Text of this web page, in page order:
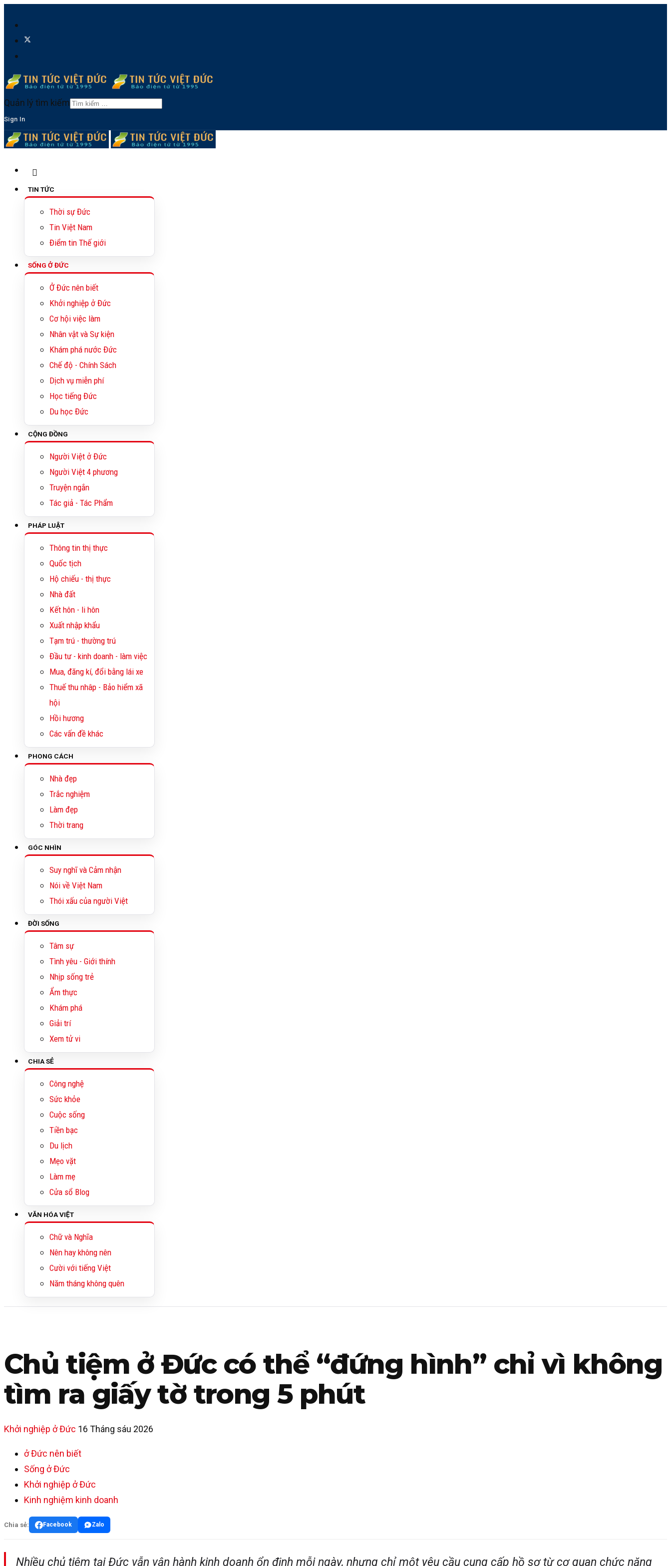
Quản lý tìm kiếm
Sign In
TIN TỨC
Thời sự Đức
Tin Việt Nam
Điểm tin Thế giới
SỐNG Ở ĐỨC
Ở Đức nên biết
Khởi nghiệp ở Đức
Cơ hội việc làm
Nhân vật và Sự kiện
Khám phá nước Đức
Chế độ - Chính Sách
Dịch vụ miễn phí
Học tiếng Đức
Du học Đức
CỘNG ĐỒNG
Người Việt ở Đức
Người Việt 4 phương
Truyện ngắn
Tác giả - Tác Phẩm
PHÁP LUẬT
Thông tin thị thực
Quốc tịch
Hộ chiếu - thị thực
Nhà đất
Kết hôn - li hôn
Xuất nhập khẩu
Tạm trú - thường trú
Đầu tư - kinh doanh - làm việc
Mua, đăng kí, đổi bằng lái xe
Thuế thu nhâp - Bảo hiểm xã
hội
Hồi hương
Các vấn đề khác
PHONG CÁCH
Nhà đẹp
Trắc nghiệm
Làm đẹp
Thời trang
GÓC NHÌN
Suy nghĩ và Cảm nhận
Nói về Việt Nam
Thói xấu của người Việt
ĐỜI SỐNG
Tâm sự
Tình yêu - Giới thính
Nhịp sống trẻ
Ẩm thực
Khám phá
Giải trí
Xem tử vi
CHIA SẺ
Công nghệ
Sức khỏe
Cuộc sống
Tiền bạc
Du lịch
Mẹo vặt
Làm mẹ
Cửa sổ Blog
VĂN HÓA VIỆT
Chữ và Nghĩa
Nên hay không nên
Cười với tiếng Việt
Năm tháng không quên
Chủ tiệm ở Đức có thể “đứng hình” chỉ vì không
tìm ra giấy tờ trong 5 phút
Khởi nghiệp ở Đức 16 Tháng sáu 2026
ở Đức nên biết
Sống ở Đức
Khởi nghiệp ở Đức
Kinh nghiệm kinh doanh
Chia sẻ: Facebook Zalo
Nhiều chủ tiệm tại Đức vẫn vận hành kinh doanh ổn định mỗi ngày, nhưng chỉ một yêu cầu cung cấp hồ sơ từ cơ quan chức năng